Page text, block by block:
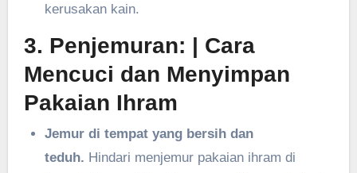
kerusakan kain.
3. Penjemuran: | Cara
Mencuci dan Menyimpan
Pakaian Ihram
Jemur di tempat yang bersih dan
teduh. Hindari menjemur pakaian ihram di